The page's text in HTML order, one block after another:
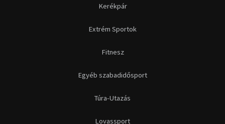
Kerékpár
Extrém Sportok
Fitnesz
Egyéb szabadidősport
Túra-Utazás
Lovassport